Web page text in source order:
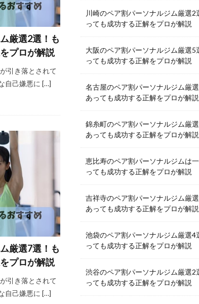
厳選2選！も
プロが解説
引き落とされて
自己嫌悪に […]
厳選7選！も
プロが解説
引き落とされて
自己嫌悪に […]
川崎のペア割パーソナルジム厳選2
っても成功する正解をプロが解説
大阪のペア割パーソナルジム厳選5
っても成功する正解をプロが解説
名古屋のペア割パーソナルジム厳
あっても成功する正解をプロが解説
錦糸町のペア割パーソナルジム厳
あっても成功する正解をプロが解説
恵比寿のペア割パーソナルジムは
っても成功する正解をプロが解説
吉祥寺のペア割パーソナルジム厳
あっても成功する正解をプロが解説
池袋のペア割パーソナルジム厳選4
っても成功する正解をプロが解説
渋谷のペア割パーソナルジム厳選2
っても成功する正解をプロが解説